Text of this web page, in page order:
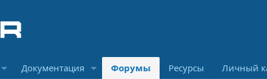
Документация Форумы Ресурсы Личный